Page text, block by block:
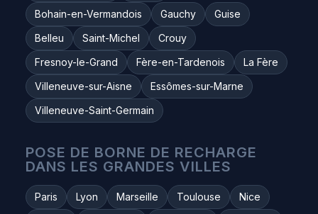
Bohain-en-Vermandois
Gauchy
Guise
Belleu
Saint-Michel
Crouy
Fresnoy-le-Grand
Fère-en-Tardenois
La Fère
Villeneuve-sur-Aisne
Essômes-sur-Marne
Villeneuve-Saint-Germain
POSE DE BORNE DE RECHARGE
DANS LES GRANDES VILLES
Paris Lyon Marseille Toulouse
Nice